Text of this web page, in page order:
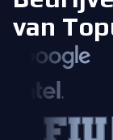
van